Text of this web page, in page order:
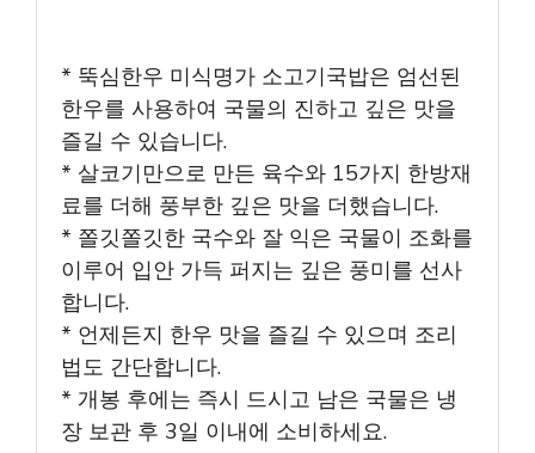
* 뚝심한우 미식명가 소고기국밥은 엄선된
한우를 사용하여 국물의 진하고 깊은 맛을
즐길 수 있습니다.
* 살코기만으로 만든 육수와 15가지 한방재
료를 더해 풍부한 깊은 맛을 더했습니다.
* 쫄깃쫄깃한 국수와 잘 익은 국물이 조화를
이루어 입안 가득 퍼지는 깊은 풍미를 선사
합니다.
* 언제든지 한우 맛을 즐길 수 있으며 조리
법도 간단합니다.
* 개봉 후에는 즉시 드시고 남은 국물은 냉
장 보관 후 3일 이내에 소비하세요.